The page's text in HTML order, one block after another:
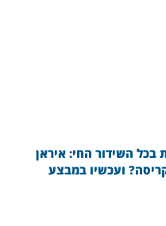
השידור החי: איראן
ועכשיו במבצע